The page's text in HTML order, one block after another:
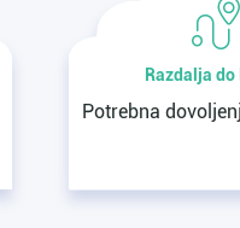
Razdalja do
Potrebna